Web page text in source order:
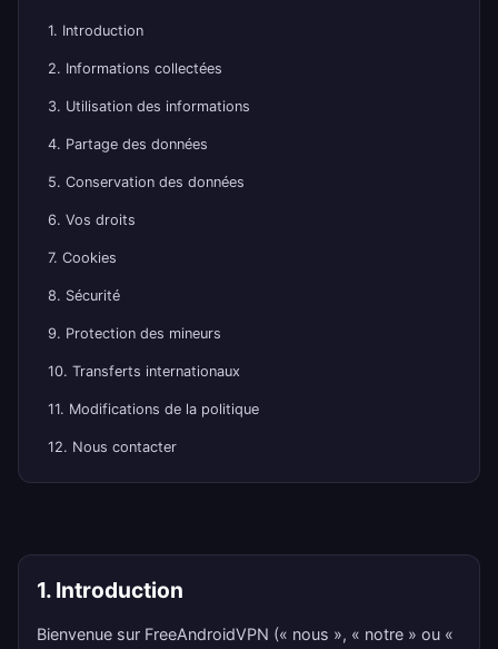
1. Introduction
2. Informations collectées
3. Utilisation des informations
4. Partage des données
5. Conservation des données
6. Vos droits
7. Cookies
8. Sécurité
9. Protection des mineurs
10. Transferts internationaux
11. Modifications de la politique
12. Nous contacter
1. Introduction
Bienvenue sur FreeAndroidVPN (« nous », « notre » ou «